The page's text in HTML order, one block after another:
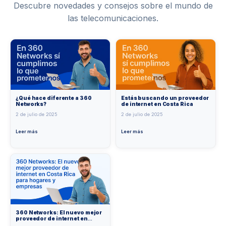
Descubre novedades y consejos sobre el mundo de
las telecomunicaciones.
¿Qué hace diferente a 360
Networks?
2 de julio de 2025
Leer más
Estás buscando un proveedor
de internet en Costa Rica
2 de julio de 2025
Leer más
360 Networks: El nuevo mejor
proveedor de internet en